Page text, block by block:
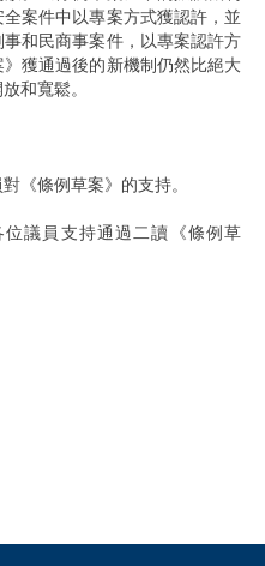
案件中以專案方式獲認許，並
和民商事案件，以專案認許方
獲通過後的新機制仍然比絕大
和寬鬆。
條例草案》的支持。
議員支持通過二讀《條例草